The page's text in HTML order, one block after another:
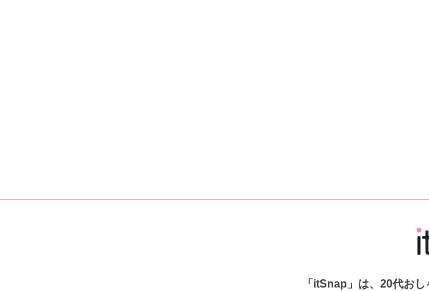
「itSnap」は、20代お